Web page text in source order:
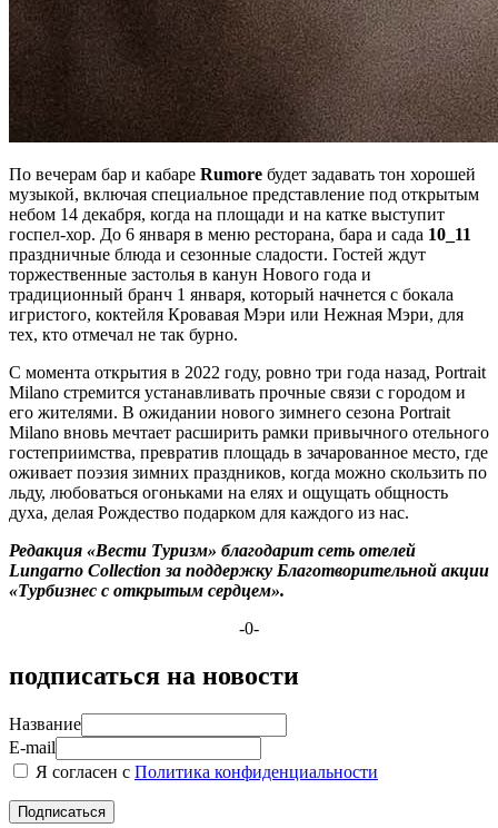
По вечерам бар и кабаре Rumore будет задавать тон хорошей
музыкой, включая специальное представление под открытым
небом 14 декабря, когда на площади и на катке выступит
госпел-хор. До 6 января в меню ресторана, бара и сада 10_11
праздничные блюда и сезонные сладости. Гостей ждут
торжественные застолья в канун Нового года и
традиционный бранч 1 января, который начнется с бокала
игристого, коктейля Кровавая Мэри или Нежная Мэри, для
тех, кто отмечал не так бурно.
С момента открытия в 2022 году, ровно три года назад, Portrait
Milano стремится устанавливать прочные связи с городом и
его жителями. В ожидании нового зимнего сезона Portrait
Milano вновь мечтает расширить рамки привычного отельного
гостеприимства, превратив площадь в зачарованное место, где
оживает поэзия зимних праздников, когда можно скользить по
льду, любоваться огоньками на елях и ощущать общность
духа, делая Рождество подарком для каждого из нас.
Редакция «Вести Туризм» благодарит сеть отелей
Lungarno Collection за поддержку Благотворительной акции
«Турбизнес с открытым сердцем».
-0-
подписаться на новости
Название
E-mail
Я согласен с Политика конфиденциальности